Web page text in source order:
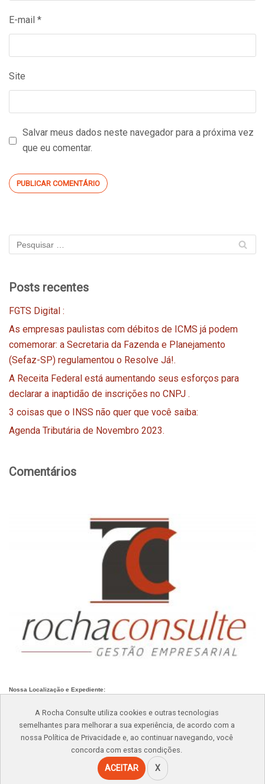
A Rocha Consulte utiliza cookies e outras tecnologias
semelhantes para melhorar a sua experiência, de acordo com a
nossa Política de Privacidade e, ao continuar navegando, você
concorda com estas condições.
ACEITAR X
E-mail *
Site
Salvar meus dados neste navegador para a próxima vez
que eu comentar.
Posts recentes
FGTS Digital :
As empresas paulistas com débitos de ICMS já podem
comemorar: a Secretaria da Fazenda e Planejamento
(Sefaz-SP) regulamentou o Resolve Já!.
A Receita Federal está aumentando seus esforços para
declarar a inaptidão de inscrições no CNPJ .
3 coisas que o INSS não quer que você saiba:
Agenda Tributária de Novembro 2023.
Comentários
Nossa Localização e Expediente:
Telefone: (11)4232-8701
rochaconsulte@rochaconsulte.com.br
Rocha Consulte - Contabilidade e Gestão Empresarial |